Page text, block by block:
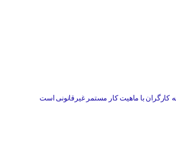
کارگران با ماهیت کار مستمر غیرقانونی است